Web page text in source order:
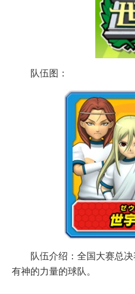
队伍图：
队伍介绍：全国大赛总
有神的力量的球队。